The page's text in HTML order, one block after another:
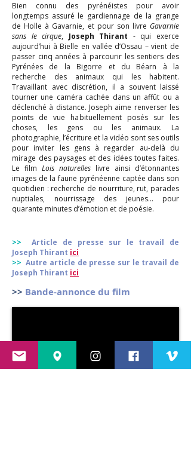
Bien connu des pyrénéistes pour avoir
longtemps assuré le gardiennage de la grange
de Holle à Gavarnie, et pour son livre Gavarnie
sans le cirque, Joseph Thirant - qui exerce
aujourd’hui à Bielle en vallée d’Ossau – vient de
passer cinq années à parcourir les sentiers des
Pyrénées de la Bigorre et du Béarn à la
recherche des animaux qui les habitent.
Travaillant avec discrétion, il a souvent laissé
tourner une caméra cachée dans un affût ou a
déclenché à distance. Joseph aime renverser les
points de vue habituellement posés sur les
choses, les gens ou les animaux. La
photographie, l’écriture et la vidéo sont ses outils
pour inviter les gens à regarder au-delà du
mirage des paysages et des idées toutes faites.
Le film Lois naturelles livre ainsi d’étonnantes
images de la faune pyrénéenne captée dans son
quotidien : recherche de nourriture, rut, parades
nuptiales, nourrissage des jeunes… pour
quarante minutes d’émotion et de poésie.
>>
Article de presse sur le travail de
Joseph Thirant ici
>> Autre article de presse sur le travail de
Joseph Thirant ici
>> Bande-annonce du film